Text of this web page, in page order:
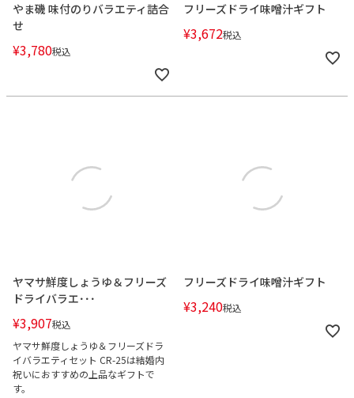
やま磯 味付のりバラエティ詰合
せ
¥3,780税込
フリーズドライ味噌汁ギフト
¥3,672税込
ヤマサ鮮度しょうゆ＆フリーズ
ドライバラエ･･･
¥3,907税込
ヤマサ鮮度しょうゆ＆フリーズドラ
イバラエティセット CR-25は結婚内
祝いにおすすめの上品なギフトで
す。
フリーズドライ味噌汁ギフト
¥3,240税込